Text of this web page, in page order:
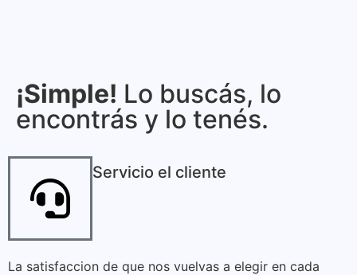
¡Simple! Lo buscás, lo
encontrás y lo tenés.
Servicio el cliente
La satisfaccion de que nos vuelvas a elegir en cada